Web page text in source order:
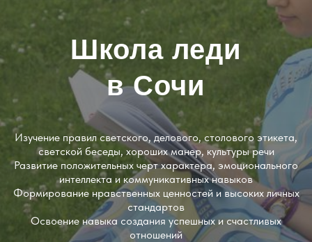
Школа леди
в Сочи
Изучение правил светского, делового, столового этикета,
светской беседы, хороших манер, культуры речи
Развитие положительных черт характера, эмоционального
интеллекта и коммуникативных навыков
Формирование нравственных ценностей и высоких личных
стандартов
Освоение навыка создания успешных и счастливых
отношений